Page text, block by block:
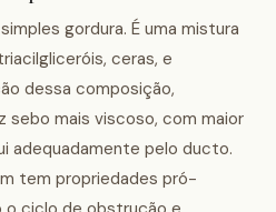
gordura. É uma mistura
ceras, e
dessa composição,
sebo mais viscoso, com maior
adequadamente pelo ducto.
tem propriedades pró-